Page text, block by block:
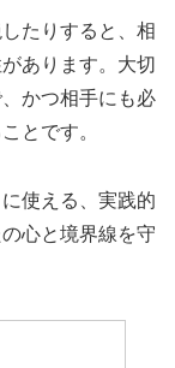
たりすると、相
あります。大切
かつ相手にも必
とです。
使える、実践的
心と境界線を守